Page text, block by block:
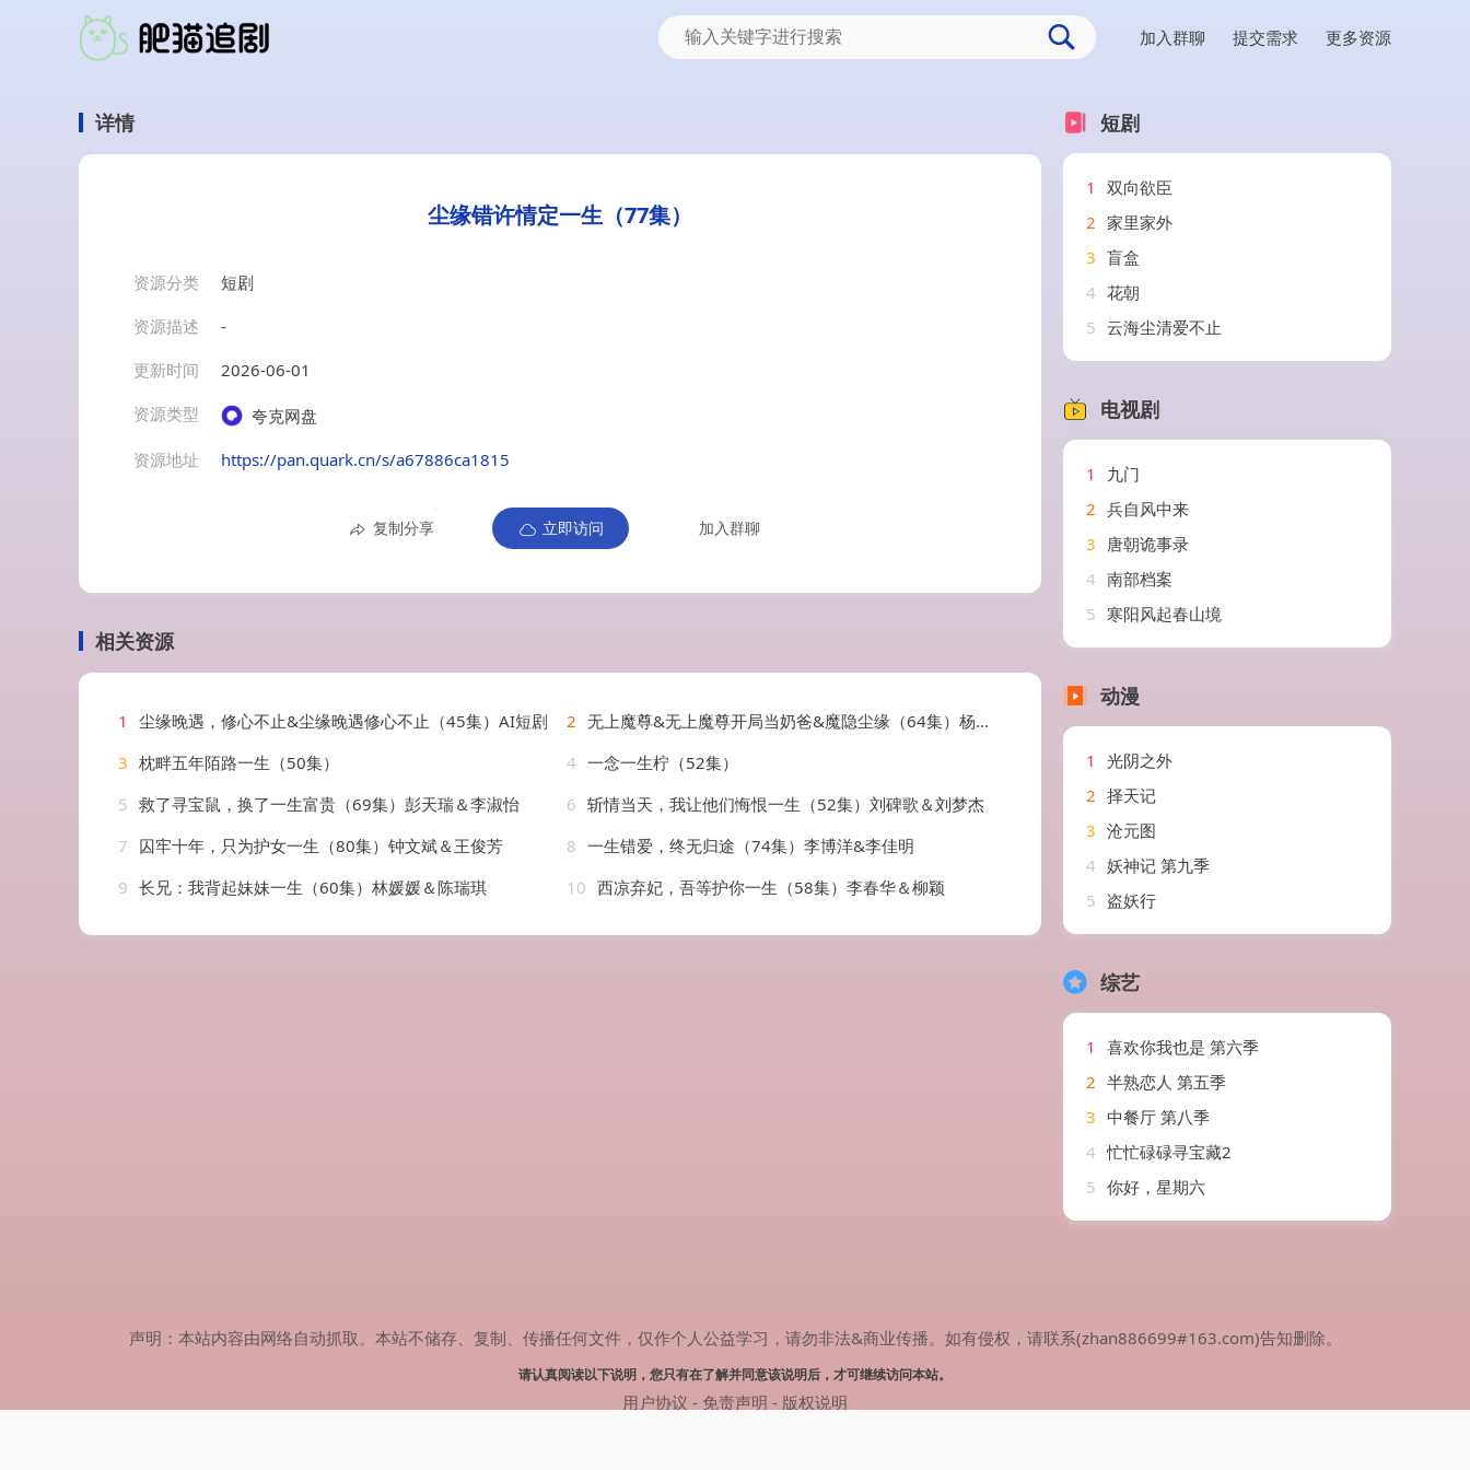
加入群聊 提交需求 更多资源
详情
尘缘错许情定一生​（77集）
资源分类
短剧
资源描述
-
更新时间
2026-06-01
资源类型
夸克网盘
资源地址
https://pan.quark.cn/s/a67886ca1815
复制分享 立即访问 加入群聊
相关资源
1 尘缘晚遇，修心不止&尘缘晚遇修心不止（45集）AI短剧 2 无上魔尊&无上魔尊开局当奶爸&魔隐尘缘（64集）杨晨璐&周子琪
3 枕畔五年陌路一生（50集） 4 一念一生柠（52集）
5 救了寻宝鼠，换了一生富贵（69集）彭天瑞＆李淑怡 6 斩情当天，我让他们悔恨一生（52集）刘碑歌＆刘梦杰
7 囚牢十年，只为护女一生（80集）钟文斌＆王俊芳 8 一生错爱，终无归途（74集）李博洋&李佳明
9 长兄：我背起妹妹一生（60集）林媛媛＆陈瑞琪 10 西凉弃妃，吾等护你一生（58集）李春华＆柳颖
短剧
1
双向欲臣
2 家里家外
3 盲盒
4 花朝
5 云海尘清爱不止
电视剧
1
九门
2 兵自风中来
3 唐朝诡事录
4 南部档案
5 寒阳风起春山境
动漫
1
光阴之外
2 择天记
3 沧元图
4 妖神记 第九季
5 盗妖行
综艺
1
喜欢你我也是 第六季
2 半熟恋人 第五季
3 中餐厅 第八季
4 忙忙碌碌寻宝藏2
5 你好，星期六
声明：本站内容由网络自动抓取。本站不储存、复制、传播任何文件，仅作个人公益学习，请勿非法&商业传播。如有侵权，请联系(zhan886699#163.com)告知删除。
请认真阅读以下说明，您只有在了解并同意该说明后，才可继续访问本站。
用户协议 - 免责声明 - 版权说明